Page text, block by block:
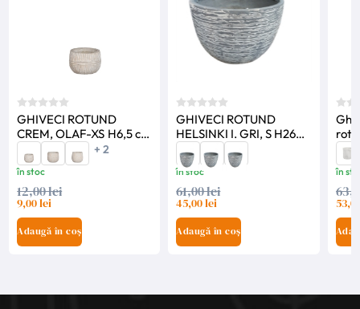
GHIVECI ROTUND
CREM, OLAF-XS H6,5 cm
D8,5 cm
+ 2
în stoc
12,00 lei
9,00 lei
Adaugă în coș
GHIVECI ROTUND
HELSINKI I. GRI, S H26
cm D25,5 cm
în stoc
61,00 lei
45,00 lei
Adaugă în coș
în